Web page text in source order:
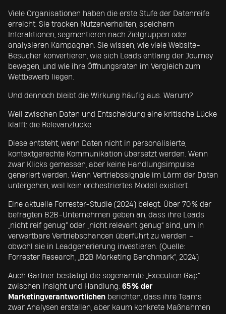
Viele Organisationen haben die erste Stufe der Datenreife
erreicht: Sie tracken Nutzerverhalten, speichern
Interaktionen, segmentieren nach Zielgruppen oder
analysieren Kampagnen. Sie wissen, wie viele Website-
Besucher konvertieren, wie sich Leads entlang der Journey
bewegen, und wie ihre Öffnungsraten im Vergleich zum
Wettbewerb liegen.
Und dennoch bleibt die Wirkung häufig aus. Warum?
Weil zwischen Daten und Entscheidung eine kritische Lücke
klafft: die Relevanzlücke.
Diese entsteht, wenn Daten nicht in personalisierte,
kontextgerechte Kommunikation übersetzt werden. Wenn
zwar Klicks gemessen, aber keine Handlungsimpulse
generiert werden. Wenn Vertriebssignale im Lärm der Daten
untergehen, weil kein orchestriertes Modell existiert.
Eine aktuelle Forrester-Studie (2024) belegt: Über 70 % der
befragten B2B-Unternehmen geben an, dass ihre Leads
„nicht reif genug“ oder „nicht relevant genug“ sind, um in
verwertbare Vertriebschancen überführt zu werden –
obwohl sie in Leadgenerierung investieren. (Quelle:
Forrester Research, „B2B Marketing Benchmark“, 2024)
Auch Gartner bestätigt die sogenannte „Execution Gap“
zwischen Insight und Handlung: 65 % der
Marketingverantwortlichen berichten, dass ihre Teams
zwar Analysen erstellen, aber kaum konkrete Maßnahmen